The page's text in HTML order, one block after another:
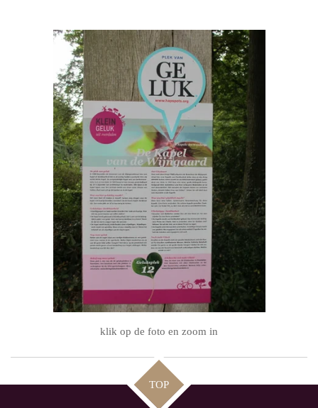
klik op de foto en zoom in
TOP